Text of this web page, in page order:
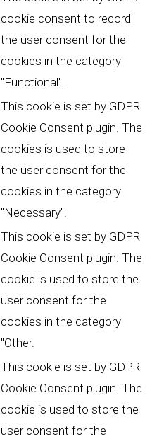
cookie consent to record
the user consent for the
cookies in the category
"Functional".
This cookie is set by GDPR
Cookie Consent plugin. The
cookies is used to store
the user consent for the
cookies in the category
"Necessary".
This cookie is set by GDPR
Cookie Consent plugin. The
cookie is used to store the
user consent for the
cookies in the category
"Other.
This cookie is set by GDPR
Cookie Consent plugin. The
cookie is used to store the
user consent for the